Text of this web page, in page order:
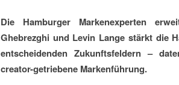
Die Hamburger Markenexperten
Ghebrezghi und Levin Lange stärkt die
entscheidenden Zukunftsfeldern –
creator-getriebene Markenführung.